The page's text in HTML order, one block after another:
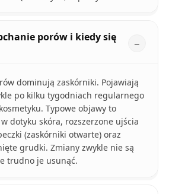
porów i kiedy się
dominują zaskórniki. Pojawiają
po kilku tygodniach regularnego
Typowe objawy to
dotyku skóra, rozszerzone ujścia
(zaskórniki otwarte) oraz
grudki. Zmiany zwykle nie są
trudno je usunąć.